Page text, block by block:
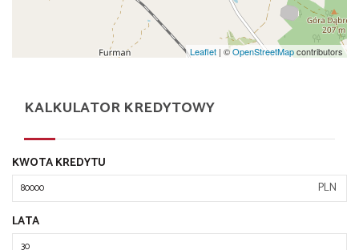
Leaflet | ©OpenStreetMapcontributors
KALKULATOR KREDYTOWY
KWOTA KREDYTU
PLN
LATA